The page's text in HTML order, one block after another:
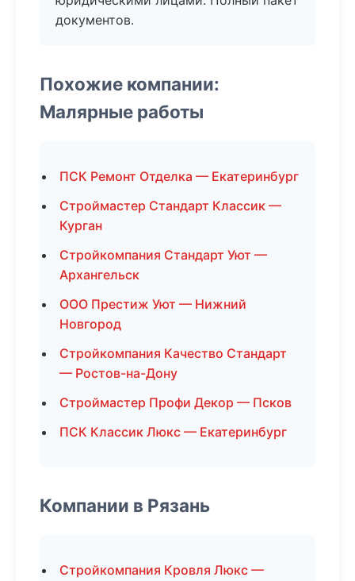
документов.
Похожие компании:
Малярные работы
ПСК Ремонт Отделка — Екатеринбург
Строймастер Стандарт Классик —
Курган
Стройкомпания Стандарт Уют —
Архангельск
ООО Престиж Уют — Нижний
Новгород
Стройкомпания Качество Стандарт
— Ростов-на-Дону
Строймастер Профи Декор — Псков
ПСК Классик Люкс — Екатеринбург
Компании в Рязань
Стройкомпания Кровля Люкс —